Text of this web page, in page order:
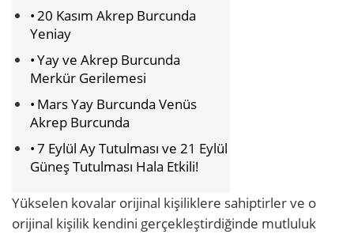
20 Kasım Akrep Burcunda
Yeniay
Yay ve Akrep Burcunda
Merkür Gerilemesi
Mars Yay Burcunda Venüs
Akrep Burcunda
7 Eylül Ay Tutulması ve 21 Eylül
Güneş Tutulması Hala Etkili!
Yükselen kovalar orijinal kişiliklere sahiptirler ve o
orijinal kişilik kendini gerçekleştirdiğinde mutluluk